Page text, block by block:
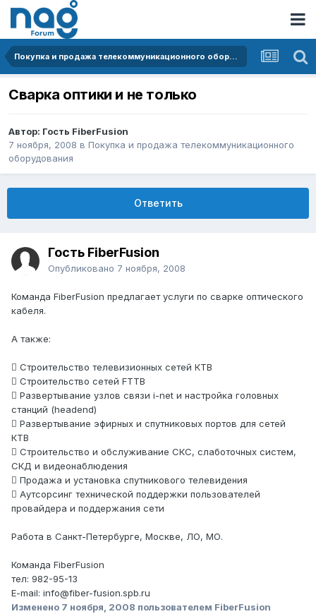
Покупка и продажа телекоммуникационного оборудования
Сварка оптики и не только
Автор: Гость FiberFusion
7 ноября, 2008 в Покупка и продажа телекоммуникационного
оборудования
Ответить
Гость FiberFusion
Опубликовано 7 ноября, 2008
Команда FiberFusion предлагает услуги по сварке оптического
кабеля.
А также:
 Строительство телевизионных сетей КТВ
 Строительство сетей FTTB
 Развертывание узлов связи i-net и настройка головных
станций (headend)
 Развертывание эфирных и спутниковых портов для сетей
КТВ
 Строительство и обслуживание СКС, слаботочных систем,
СКД и видеонаблюдения
 Продажа и установка спутникового телевидения
 Aутсорсинг технической поддержки пользователей
провайдера и поддержания сети
Работа в Санкт-Петербурге, Москве, ЛО, МО.
Команда FiberFusion
тел: 982-95-13
E-mail: info@fiber-fusion.spb.ru
Изменено 7 ноября, 2008 пользователем FiberFusion